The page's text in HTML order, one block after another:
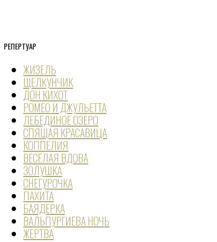
РЕПЕРТУАР
ЖИЗЕЛЬ
ЩЕЛКУНЧИК
ДОН КИХОТ
РОМЕО И ДЖУЛЬЕТТА
ЛЕБЕДИНОЕ ОЗЕРО
СПЯЩАЯ КРАСАВИЦА
КОППЕЛИЯ
ВЕСЕЛАЯ ВДОВА
ЗОЛУШКА
СНЕГУРОЧКА
ПАХИТА
БАЯДЕРКА
ВАЛЬПУРГИЕВА НОЧЬ
ЖЕРТВА